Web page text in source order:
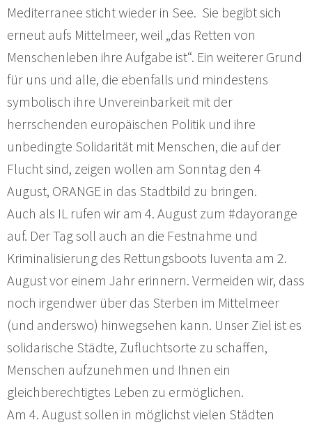
Mediterranee sticht wieder in See. Sie begibt sich
erneut aufs Mittelmeer, weil „das Retten von
Menschenleben ihre Aufgabe ist“. Ein weiterer Grund
für uns und alle, die ebenfalls und mindestens
symbolisch ihre Unvereinbarkeit mit der
herrschenden europäischen Politik und ihre
unbedingte Solidarität mit Menschen, die auf der
Flucht sind, zeigen wollen am Sonntag den 4
August, ORANGE in das Stadtbild zu bringen.
Auch als IL rufen wir am 4. August zum #dayorange
auf. Der Tag soll auch an die Festnahme und
Kriminalisierung des Rettungsboots Iuventa am 2.
August vor einem Jahr erinnern. Vermeiden wir, dass
noch irgendwer über das Sterben im Mittelmeer
(und anderswo) hinwegsehen kann. Unser Ziel ist es
solidarische Städte, Zufluchtsorte zu schaffen,
Menschen aufzunehmen und Ihnen ein
gleichberechtigtes Leben zu ermöglichen.
Am 4. August sollen in möglichst vielen Städten